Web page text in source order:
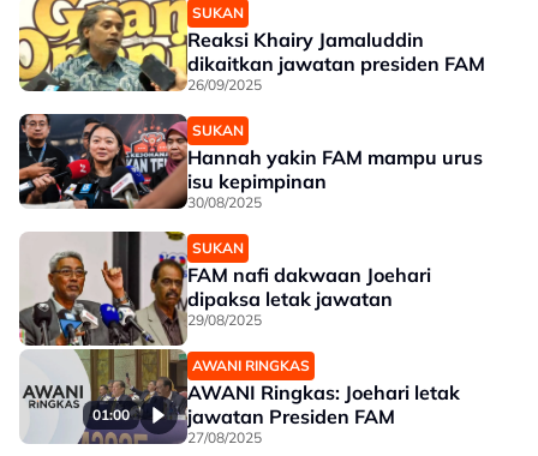
SUKAN
Reaksi Khairy Jamaluddin
dikaitkan jawatan presiden FAM
26/09/2025
SUKAN
Hannah yakin FAM mampu urus
isu kepimpinan
30/08/2025
SUKAN
FAM nafi dakwaan Joehari
dipaksa letak jawatan
29/08/2025
01:00
AWANI RINGKAS
AWANI Ringkas: Joehari letak
jawatan Presiden FAM
27/08/2025